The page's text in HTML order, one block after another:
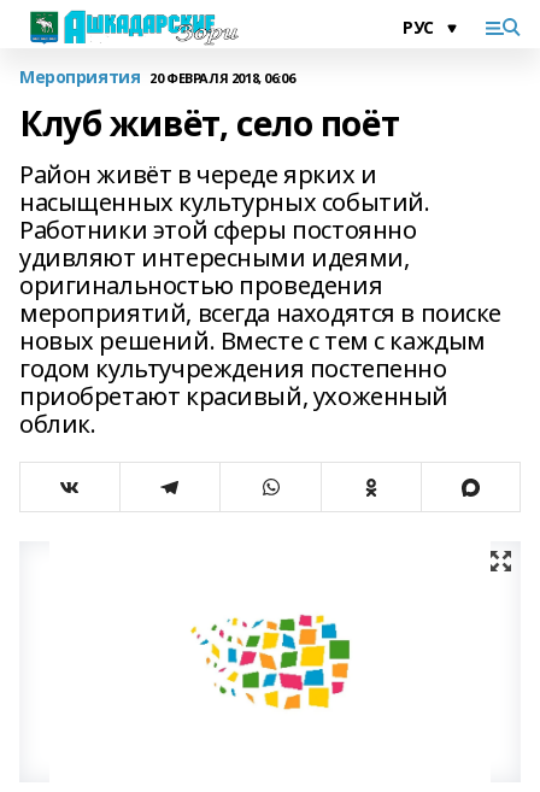
Мероприятия 20 ФЕВРАЛЯ 2018, 06:06
Клуб живёт, село поëт
Район живëт в череде ярких и
насыщенных культурных событий.
Работники этой сферы постоянно
удивляют интересными идеями,
оригинальностью проведения
мероприятий, всегда находятся в поиске
новых решений. Вместе с тем с каждым
годом культучреждения постепенно
приобретают красивый, ухоженный
облик.